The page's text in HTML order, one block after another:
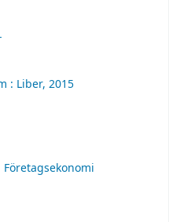
: Liber, 2015
Företagsekonomi